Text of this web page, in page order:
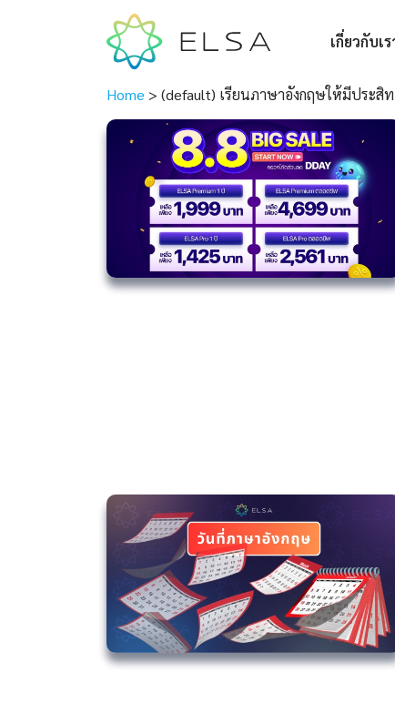
เกี่ยวกับเร
Home > (default) เรียนภาษาอังกฤษให้มีประสิ